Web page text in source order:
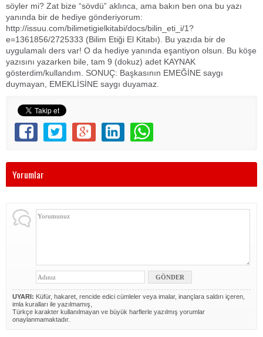
söyler mi? Zat bize “sövdü” aklınca, ama bakın ben ona bu yazı
yanında bir de hediye gönderiyorum:
http://issuu.com/bilimetigielkitabi/docs/bilin_eti_i/1?
e=1361856/2725333 (Bilim Etiği El Kitabı). Bu yazıda bir de
uygulamalı ders var! O da hediye yanında eşantiyon olsun. Bu köşe
yazısını yazarken bile, tam 9 (dokuz) adet KAYNAK
gösterdim/kullandım. SONUÇ: Başkasının EMEĞİNE saygı
duymayan, EMEKLİSİNE saygı duyamaz.
Yorumlar
UYARI: Küfür, hakaret, rencide edici cümleler veya imalar, inançlara saldırı içeren,
imla kuralları ile yazılmamış,
Türkçe karakter kullanılmayan ve büyük harflerle yazılmış yorumlar
onaylanmamaktadır.